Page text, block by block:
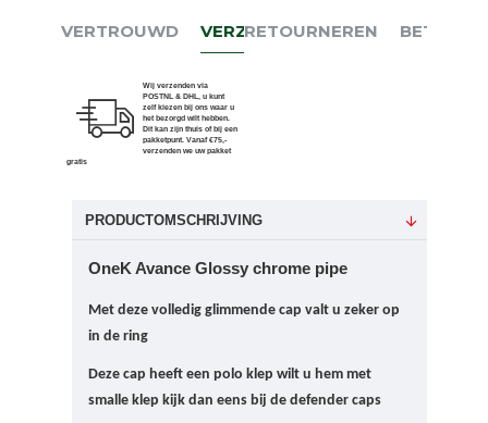
VERTROUWD VERZENDEN
Wij verzenden via
POSTNL & DHL, u kunt
zelf kiezen bij ons waar u
het bezorgd wilt hebben.
Dit kan zijn thuis of bij een
pakketpunt. Vanaf €75,-
verzenden we uw pakket
gratis
RETOURNEREN BETALEN
PRODUCTOMSCHRIJVING
OneK Avance Glossy chrome pipe
Met deze volledig glimmende cap valt u zeker op
in de ring
Deze cap heeft een polo klep wilt u hem met
smalle klep kijk dan eens bij de defender caps